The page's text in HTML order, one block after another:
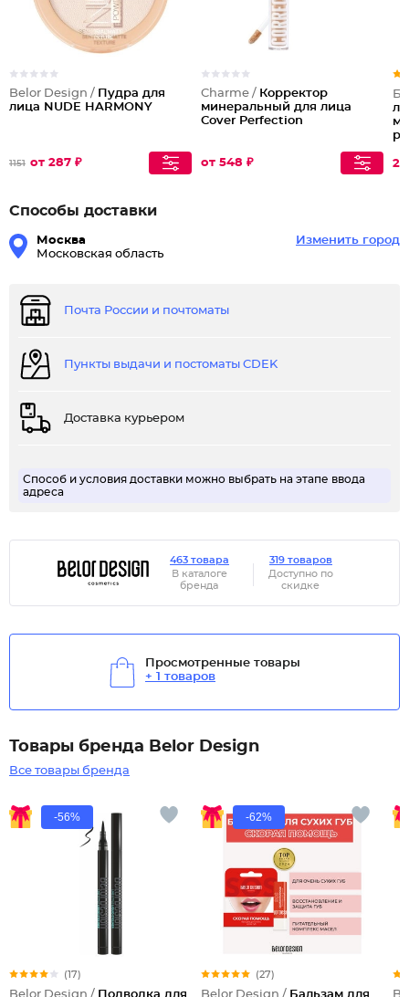
Belor Design / Пудра для
лица NUDE HARMONY
1151 от 287 ₽
Charme / Корректор
минеральный для лица
Cover Perfection
от 548 ₽
Способы доставки
Москва
Московская область
Изменить город
Почта России и почтоматы
Пункты выдачи и постоматы CDEK
Доставка курьером
Способ и условия доставки можно выбрать на этапе ввода
адреса
463 товара
В каталоге
бренда
319 товаров
Доступно по
скидке
Просмотренные товары
+ 1 товаров
Товары бренда Belor Design
Все товары бренда
-56%
(17)
-62%
(27)